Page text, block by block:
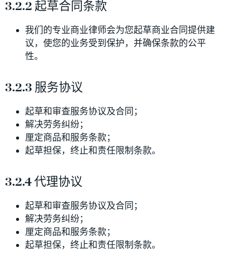
3.2.2 起草合同条款
我们的专业商业律师会为您起草商业合同提供建
议，使您的业务受到保护，并确保条款的公平
性。
3.2.3 服务协议
起草和审查服务协议及合同；
解决劳务纠纷；
厘定商品和服务条款；
起草担保，终止和责任限制条款。
3.2.4 代理协议
起草和审查服务协议及合同；
解决劳务纠纷；
厘定商品和服务条款；
起草担保，终止和责任限制条款。